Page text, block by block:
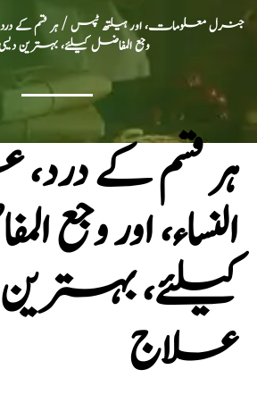
جنرل معلومات، اور ہیلتھ ٹپس/ ہر قسم کے
وجع المفاضل کیلئے، بہترین
ہر قسم کے
النساء، اور وجع
کیلئے،
علاج